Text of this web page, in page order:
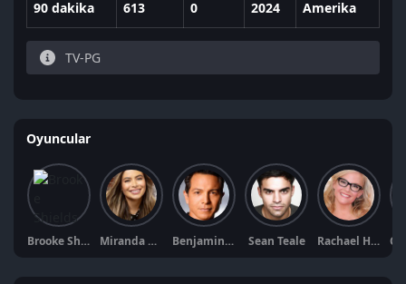
90 dakika 613 0 2024 Amerika
TV-PG
Oyuncular
Brooke Shields Miranda Cosgrove Benjamin Bratt Sean Teale Rachael Harris